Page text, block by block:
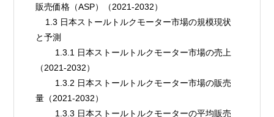
販売価格（ASP）（2021-2032）
と予測
（2021-2032）
量（2021-2032）